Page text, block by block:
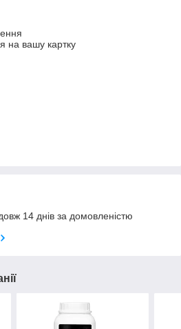
на вашу картку
14 днів за домовленістю